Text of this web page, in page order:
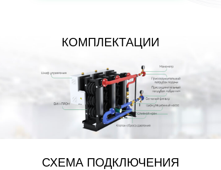
КОМПЛЕКТАЦИИ
СХЕМА ПОДКЛЮЧЕНИЯ